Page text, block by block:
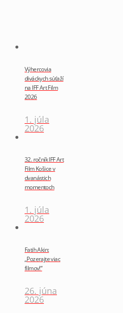
Výhercovia
diváckych súťaží
na IFF Art Film
2026
1. júla
2026
32. ročník IFF Art
Film Košice v
dvanástich
momentoch
1. júla
2026
Fatih Akin:
„Pozerajte viac
filmov!“
26. júna
2026